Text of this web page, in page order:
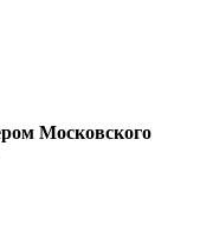
Московского